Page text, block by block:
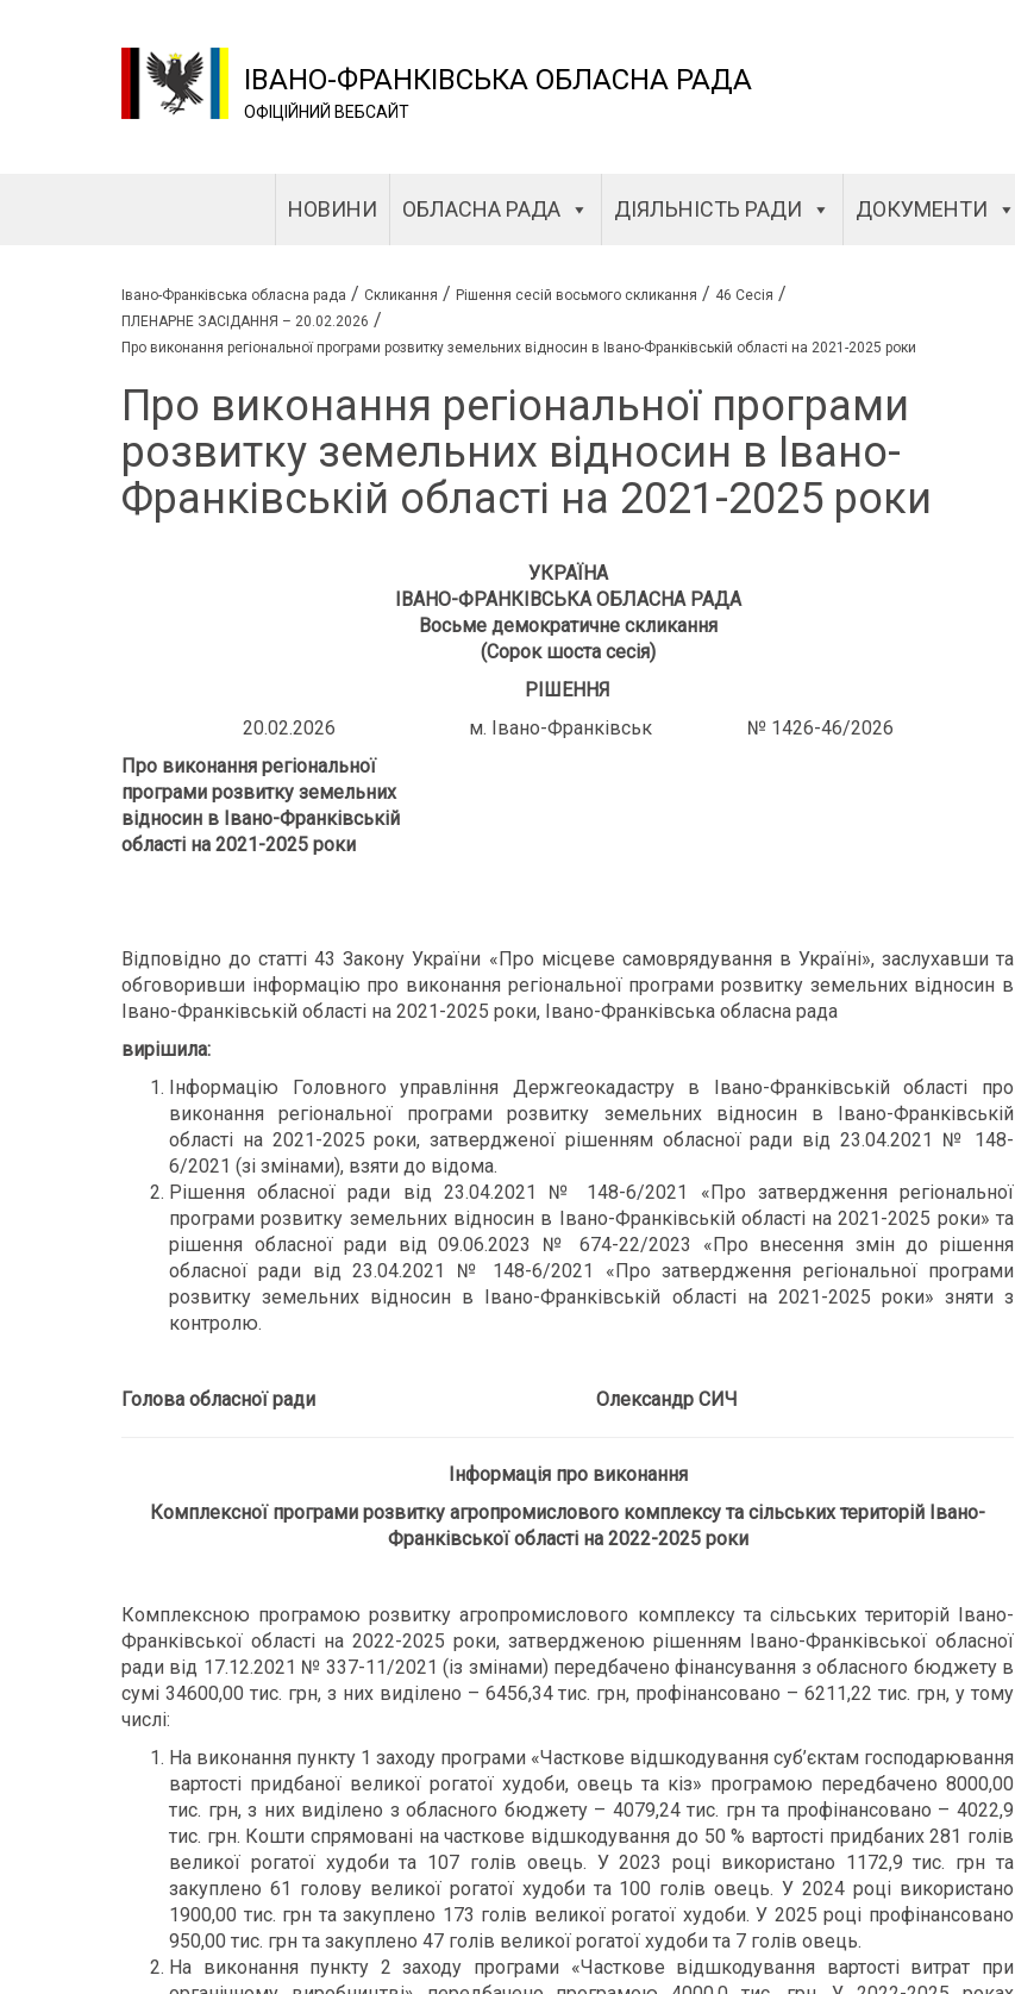
ІВАНО-ФРАНКІВСЬКА ОБЛАСНА РАДА
ОФІЦІЙНИЙ ВЕБСАЙТ
НОВИНИ ОБЛАСНА РАДА ДІЯЛЬНІСТЬ РАДИ ДОКУМЕНТИ
Івано-Франківська обласна рада / Скликання / Рішення сесій восьмого скликання / 46 Сесія /
ПЛЕНАРНЕ ЗАСІДАННЯ – 20.02.2026 /
Про виконання регіональної програми розвитку земельних відносин в Івано-Франківській області на 2021-2025 роки
Про виконання регіональної програми
розвитку земельних відносин в Івано-
Франківській області на 2021-2025 роки
УКРАЇНА
ІВАНО-ФРАНКІВСЬКА ОБЛАСНА РАДА
Восьме демократичне скликання
(Сорок шоста сесія)
РІШЕННЯ
20.02.2026 м. Івано-Франківськ № 1426-46/2026
Про виконання регіональної
програми розвитку земельних
відносин в Івано-Франківській
області на 2021-2025 роки
Відповідно до статті 43 Закону України «Про місцеве самоврядування в Україні», заслухавши та
обговоривши інформацію про виконання регіональної програми розвитку земельних відносин в
Івано-Франківській області на 2021-2025 роки, Івано-Франківська обласна рада
вирішила:
Інформацію Головного управління Держгеокадастру в Івано-Франківській області про
виконання регіональної програми розвитку земельних відносин в Івано-Франківській
області на 2021-2025 роки, затвердженої рішенням обласної ради від 23.04.2021 № 148-
6/2021 (зі змінами), взяти до відома.
Рішення обласної ради від 23.04.2021 № 148-6/2021 «Про затвердження регіональної
програми розвитку земельних відносин в Івано-Франківській області на 2021-2025 роки» та
рішення обласної ради від 09.06.2023 № 674-22/2023 «Про внесення змін до рішення
обласної ради від 23.04.2021 № 148-6/2021 «Про затвердження регіональної програми
розвитку земельних відносин в Івано-Франківській області на 2021-2025 роки» зняти з
контролю.
Голова обласної ради Олександр СИЧ
Інформація про виконання
Комплексної програми розвитку агропромислового комплексу та сільських територій Івано-
Франківської області на 2022-2025 роки
Комплексною програмою розвитку агропромислового комплексу та сільських територій Івано-
Франківської області на 2022-2025 роки, затвердженою рішенням Івано-Франківської обласної
ради від 17.12.2021 № 337-11/2021 (із змінами) передбачено фінансування з обласного бюджету в
сумі 34600,00 тис. грн, з них виділено – 6456,34 тис. грн, профінансовано – 6211,22 тис. грн, у тому
числі:
На виконання пункту 1 заходу програми «Часткове відшкодування суб’єктам господарювання
вартості придбаної великої рогатої худоби, овець та кіз» програмою передбачено 8000,00
тис. грн, з них виділено з обласного бюджету – 4079,24 тис. грн та профінансовано – 4022,9
тис. грн. Кошти спрямовані на часткове відшкодування до 50 % вартості придбаних 281 голів
великої рогатої худоби та 107 голів овець. У 2023 році використано 1172,9 тис. грн та
закуплено 61 голову великої рогатої худоби та 100 голів овець. У 2024 році використано
1900,00 тис. грн та закуплено 173 голів великої рогатої худоби. У 2025 році профінансовано
950,00 тис. грн та закуплено 47 голів великої рогатої худоби та 7 голів овець.
На виконання пункту 2 заходу програми «Часткове відшкодування вартості витрат при